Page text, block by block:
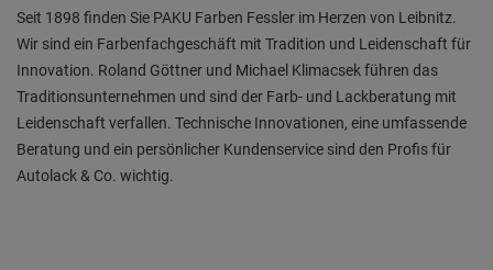
Seit 1898 finden Sie PAKU Farben Fessler im Herzen von Leibnitz.
Wir sind ein Farbenfachgeschäft mit Tradition und Leidenschaft für
Innovation. Roland Göttner und Michael Klimacsek führen das
Traditionsunternehmen und sind der Farb- und Lackberatung mit
Leidenschaft verfallen. Technische Innovationen, eine umfassende
Beratung und ein persönlicher Kundenservice sind den Profis für
Autolack & Co. wichtig.